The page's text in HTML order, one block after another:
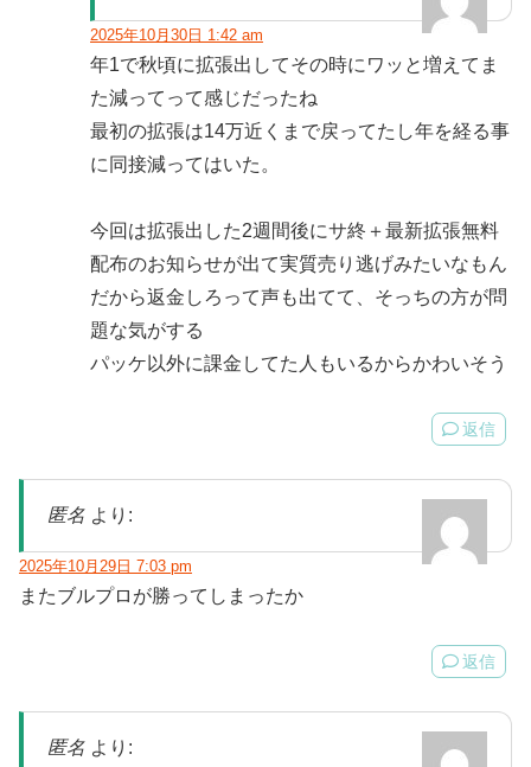
2025年10月30日 1:42 am
年1で秋頃に拡張出してその時にワッと増えてま
た減ってって感じだったね
最初の拡張は14万近くまで戻ってたし年を経る事
に同接減ってはいた。
今回は拡張出した2週間後にサ終＋最新拡張無料
配布のお知らせが出て実質売り逃げみたいなもん
だから返金しろって声も出てて、そっちの方が問
題な気がする
パッケ以外に課金してた人もいるからかわいそう
返信
匿名 より:
2025年10月29日 7:03 pm
またブルプロが勝ってしまったか
返信
匿名 より: